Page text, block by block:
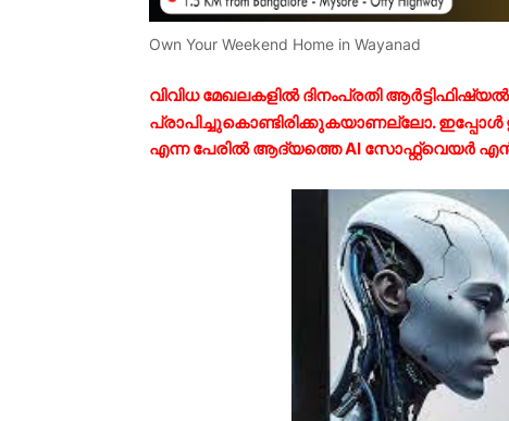
Own Your Weekend Home in Wayanad
വിവിധ മേഖലകളിൽ ദിനംപ്രതി
പ്രാപിച്ചുകൊണ്ടിരിക്കുകയാണല്ലോ.
എന്ന പേരിൽ ആദ്യത്തെ AI സോഫ്റ്റ്‌വെയർ